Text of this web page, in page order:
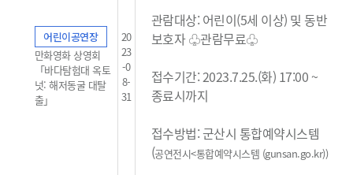
어린이공연장
만화영화 상영회
「바다탐험대 옥토
넛: 해저동굴 대탈
출」
20
23
-0
8-
31
관람대상: 어린이(5세 이상) 및 동반
보호자 ♧관람무료♧
접수기간: 2023.7.25.(화) 17:00 ~
종료시까지
접수방법: 군산시 통합예약시스템
(공연전시<통합예약시스템 (gunsan.go.kr))